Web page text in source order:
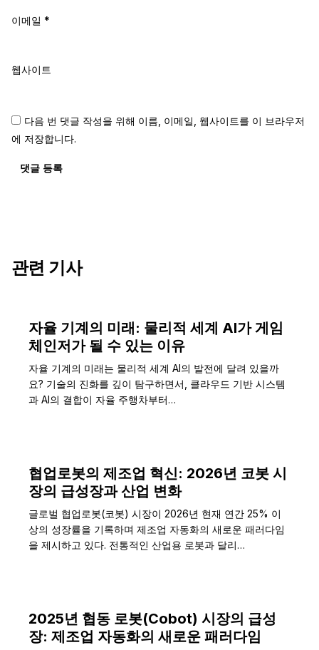
이메일 *
웹사이트
다음 번 댓글 작성을 위해 이름, 이메일, 웹사이트를 이 브라우저
에 저장합니다.
댓글 등록
관련 기사
자율 기계의 미래: 물리적 세계 AI가 게임
체인저가 될 수 있는 이유
자율 기계의 미래는 물리적 세계 AI의 발전에 달려 있을까
요? 기술의 진화를 깊이 탐구하면서, 클라우드 기반 시스템
과 AI의 결합이 자율 주행차부터…
협업로봇의 제조업 혁신: 2026년 코봇 시
장의 급성장과 산업 변화
글로벌 협업로봇(코봇) 시장이 2026년 현재 연간 25% 이
상의 성장률을 기록하며 제조업 자동화의 새로운 패러다임
을 제시하고 있다. 전통적인 산업용 로봇과 달리…
2025년 협동 로봇(Cobot) 시장의 급성
장: 제조업 자동화의 새로운 패러다임